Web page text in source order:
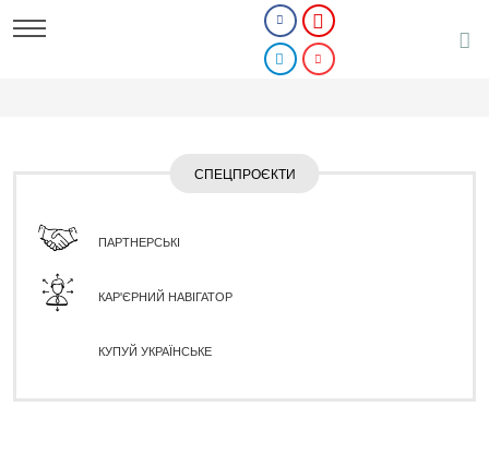
СПЕЦПРОЄКТИ
ПАРТНЕРСЬКІ
КАР'ЄРНИЙ НАВІГАТОР
КУПУЙ УКРАЇНСЬКЕ